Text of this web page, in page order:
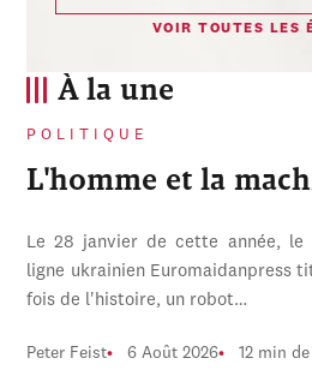
À la une
POLITIQUE
L'homme et la
Le 28 janvier de cette année,
ligne ukrainien Euromaidanpress
fois de l'histoire, un robot…
Peter Feist 6 Août 2026 12 min
VOIR TOUTES LES